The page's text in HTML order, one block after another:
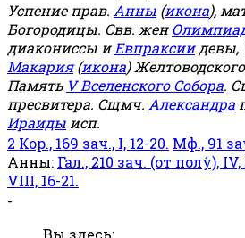
Успение прав. Анны (икона),
Богородицы. Свв. жен
диакониссы иЕвпраксиидевы,
Макария(икона)
Память V Вселенского Собора.
пресвитера. Сщмч. Александра
Ираиды исп.
2 Кор., 169 зач., I, 12-20. Мф., 91
Анны: Гал., 210 зач. (от полу́), IV,
VIII, 16-21.
-
Вы здесь: